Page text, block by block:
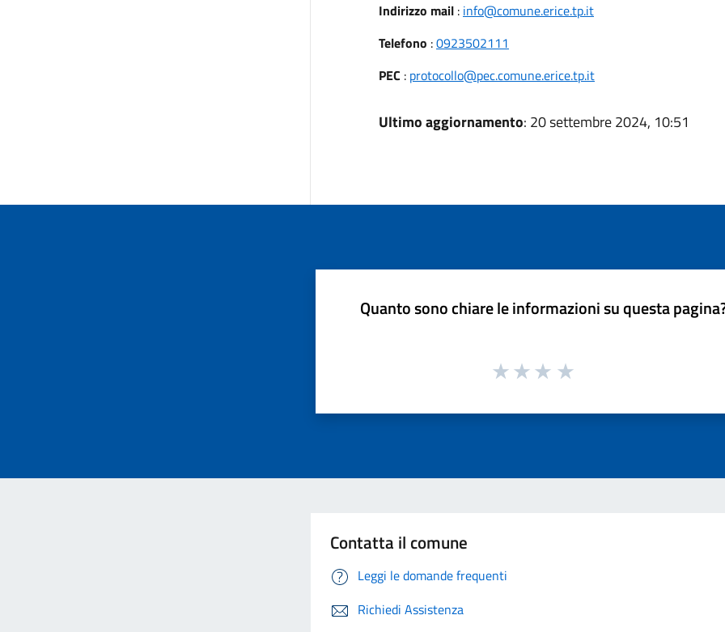
Indirizzo mail: info@comune.erice.tp.it
Telefono :0923502111
PEC : protocollo@pec.comune.erice.tp.it
Ultimo aggiornamento: 20 settembre 2024, 10:51
Quanto sono chiare le informazioni su questa
Contatta il comune
Leggi le domande frequenti
Richiedi Assistenza